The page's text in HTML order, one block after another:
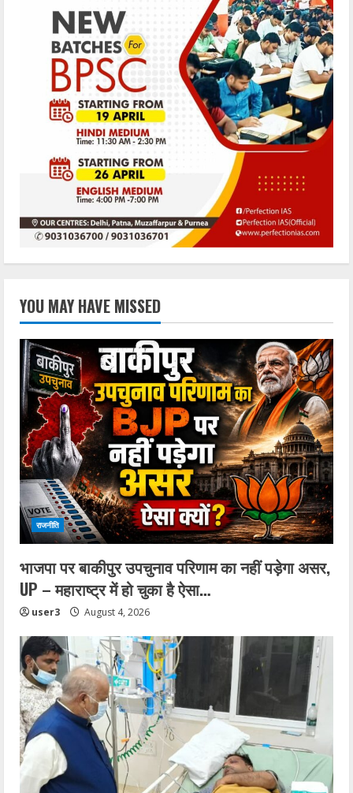
YOU MAY HAVE MISSED
राजनीति
भाजपा पर बाकीपुर उपचुनाव परिणाम का नहीं पड़ेगा असर,
UP – महाराष्ट्र में हो चुका है ऐसा…
user3 August 4, 2026